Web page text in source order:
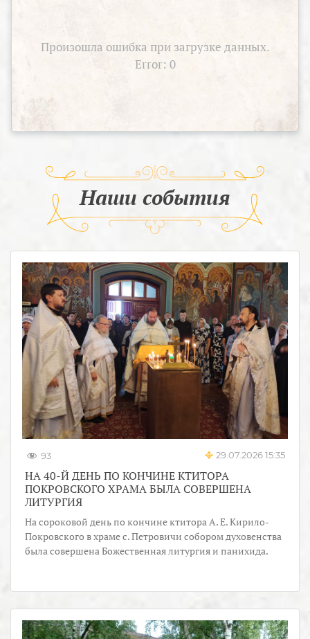
Произошла ошибка при загрузке данных.
Error: 0
Наши события
93 29.07.2026 15:35
НА 40-Й ДЕНЬ ПО КОНЧИНЕ КТИТОРА
ПОКРОВСКОГО ХРАМА БЫЛА СОВЕРШЕНА
ЛИТУРГИЯ
На сороковой день по кончине ктитора А. Е. Кирило-
Покровского в храме с. Петровичи собором духовенства
была совершена Божественная литургия и панихида.